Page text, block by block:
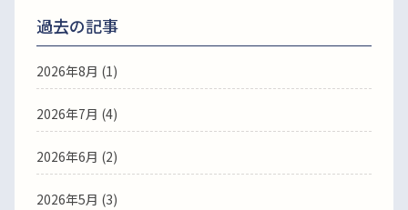
過去の記事
2026年8月 (1)
2026年7月 (4)
2026年6月 (2)
2026年5月 (3)